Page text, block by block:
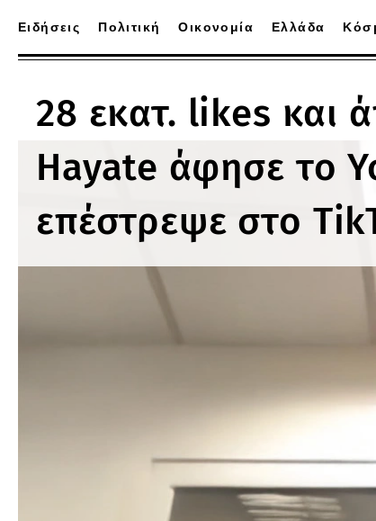
Ειδήσεις Πολιτική Οικονομία Ελλάδα
28 εκατ. likes και
Hayate άφησε το
επέστρεψε στο